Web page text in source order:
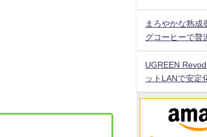
まろやかな熟成
グコーヒーで贅
UGREEN
ットLANで安定